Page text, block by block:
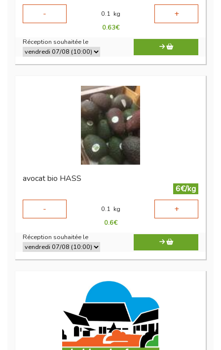
-
0.1 kg +
0.63€
Réception souhaitée le
avocat bio HASS
6€/kg
-
0.1 kg +
0.6€
Réception souhaitée le